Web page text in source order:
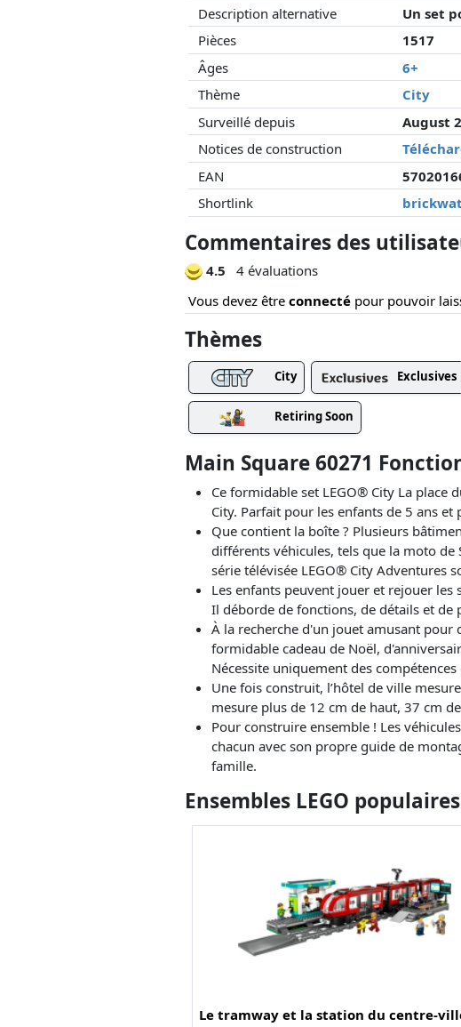
Description alternative
Un set
Pièces
1517
Âges
6+
Thème
City
Surveillé depuis
August
Notices de construction
EAN
Shortlink
Commentaires des
4.5
4 évaluations
Vous devez être connecté pour pouvoir
Thèmes
City Exclusives
Retiring Soon
Main Square 60271
Ce formidable set LEGO® City La
City. Parfait pour les enfants de 5 ans
Que contient la boîte ? Plusieurs
différents véhicules, tels que la moto
série télévisée LEGO® City Adventures
Les enfants peuvent jouer et rejouer les
Il déborde de fonctions, de détails et
À la recherche d'un jouet amusant pour
formidable cadeau de Noël,
Nécessite uniquement des
Une fois construit, l’hôtel de ville
mesure plus de 12 cm de haut, 37 cm
Pour construire ensemble ! Les
chacun avec son propre guide de
famille.
Ensembles LEGO
Le tramway et la station du centre-